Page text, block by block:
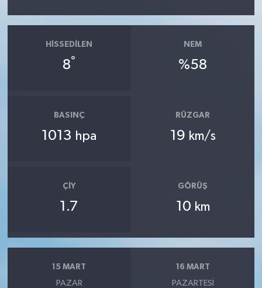
HISSEDILEN
8°
NEM
%58
BASINÇ
1013 hpa
RÜZGAR
19 km/s
ÇIY
1.7
GÖRÜŞ
10 km
15 MART
PAZAR
16 MART
PAZARTESI